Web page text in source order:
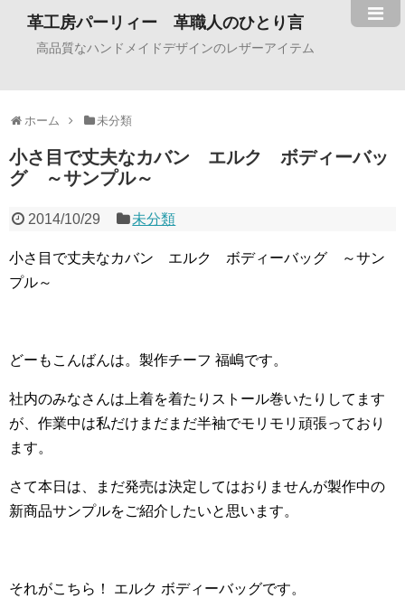
革工房パーリィー 革職人のひとり言
高品質なハンドメイドデザインのレザーアイテム
ホーム 未分類
小さ目で丈夫なカバン エルク ボディーバッ
グ ～サンプル～
2014/10/29 未分類
小さ目で丈夫なカバン エルク ボディーバッグ ～サン
プル～
どーもこんばんは。製作チーフ 福嶋です。
社内のみなさんは上着を着たりストール巻いたりしてます
が、作業中は私だけまだまだ半袖でモリモリ頑張っており
ます。
さて本日は、まだ発売は決定してはおりませんが製作中の
新商品サンプルをご紹介したいと思います。
それがこちら！ エルク ボディーバッグです。